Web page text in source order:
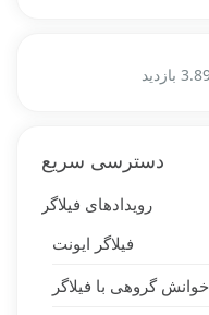
دسترسی سریع
رویدادهای فیلاگر
فیلاگر ایونت
خوانش گروهی با فیلاگر